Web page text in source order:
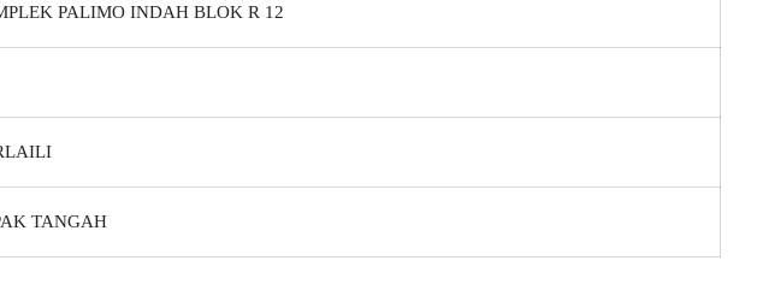
PALIMO INDAH BLOK R 12
TANGAH